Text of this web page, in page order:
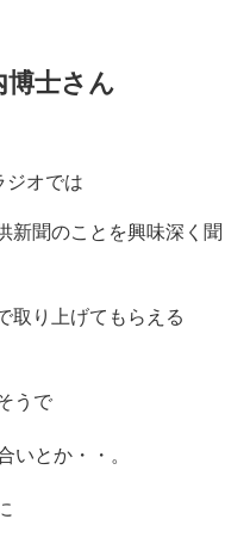
士さん
オでは
新聞のことを興味深く聞
取り上げてもらえる
うで
とか・・。